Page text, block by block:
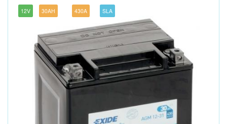
12V 30AH 430A SLA